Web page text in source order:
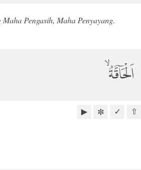
Pengasih, Maha Penyayang.
اَلْحَاۤقَّةُۙ
⇧
✓
✼
▶